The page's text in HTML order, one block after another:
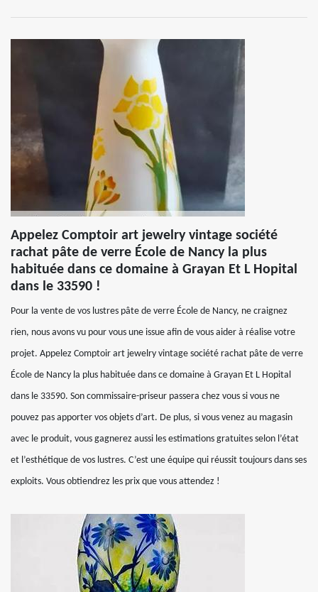
Appelez Comptoir art jewelry vintage société
rachat pâte de verre École de Nancy la plus
habituée dans ce domaine à Grayan Et L Hopital
dans le 33590 !
Pour la vente de vos lustres pâte de verre École de Nancy, ne craignez
rien, nous avons vu pour vous une issue afin de vous aider à réalise votre
projet. Appelez Comptoir art jewelry vintage société rachat pâte de verre
École de Nancy la plus habituée dans ce domaine à Grayan Et L Hopital
dans le 33590. Son commissaire-priseur passera chez vous si vous ne
pouvez pas apporter vos objets d’art. De plus, si vous venez au magasin
avec le produit, vous gagnerez aussi les estimations gratuites selon l’état
et l’esthétique de vos lustres. C’est une équipe qui réussit toujours dans ses
exploits. Vous obtiendrez les prix que vous attendez !